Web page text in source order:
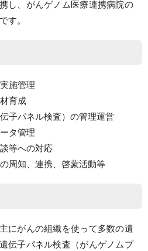
し、がんゲノム医療連携病院の
す。
施管理
育成
子パネル検査）の管理運営
タ管理
等への対応
周知、連携、啓蒙活動等
にがんの組織を使って多数の遺
伝子パネル検査（がんゲノムプ